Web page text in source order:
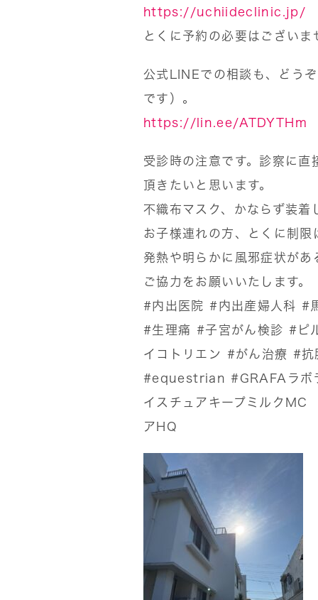
https://uchiideclinic.jp/
とくに予約の必要はござい
公式LINEでの相談も、どう
です）。
https://lin.ee/ATDYTHm
受診時の注意です。診察に
頂きたいと思います。
不織布マスク、かならず装着
お子様連れの方、とくに制
発熱や明らかに風邪症状が
ご協力をお願いいたします。
#内出医院
#内出産婦人科 #
#生理痛
#子宮がん検診 #ピ
イコトリエン
#がん治療 #抗
#equestrian #GRAFAラボ
イスチュアキープミルクMC
アHQ